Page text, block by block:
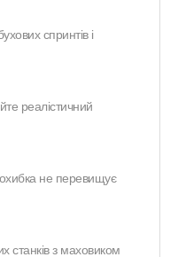
спринтів і
реалістичний
не перевищує
станків з маховиком